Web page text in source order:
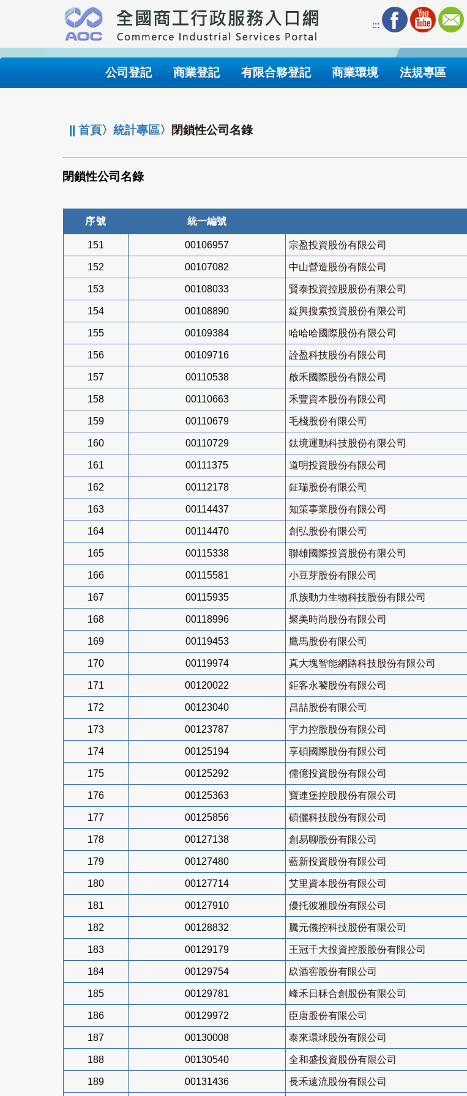
要
內
:::
公司登記 商業登記 有限合夥登記 商業環境 法規專區
||首頁〉統計專區〉 閉鎖性公司名錄
閉鎖性公司名錄
序號 統一編號
151 00106957 宗盈投資股份有限公司
152 00107082 中山營造股份有限公司
153 00108033 賢泰投資控股股份有限公司
154 00108890 綻興搜索投資股份有限公司
155 00109384 哈哈哈國際股份有限公司
156 00109716 詮盈科技股份有限公司
157 00110538 啟禾國際股份有限公司
158 00110663 禾豐資本股份有限公司
159 00110679 毛棧股份有限公司
160 00110729 鈦境運動科技股份有限公司
161 00111375 道明投資股份有限公司
162 00112178 鉦瑞股份有限公司
163 00114437 知策事業股份有限公司
164 00114470 創弘股份有限公司
165 00115338 聯雄國際投資股份有限公司
166 00115581 小豆芽股份有限公司
167 00115935 爪族動力生物科技股份有限公司
168 00118996 聚美時尚股份有限公司
169 00119453 鷹馬股份有限公司
170 00119974 真大塊智能網路科技股份有限公司
171 00120022 鉅客永饕股份有限公司
172 00123040 昌喆股份有限公司
173 00123787 宇力控股股份有限公司
174 00125194 享碩國際股份有限公司
175 00125292 儒億投資股份有限公司
176 00125363 寶連堡控股股份有限公司
177 00125856 碩儷科技股份有限公司
178 00127138 創易聊股份有限公司
179 00127480 藍新投資股份有限公司
180 00127714 艾里資本股份有限公司
181 00127910 優托彼雅股份有限公司
182 00128832 騰元儀控科技股份有限公司
183 00129179 王冠千大投資控股股份有限公司
184 00129754 镹酒窖股份有限公司
185 00129781 峰禾日秝合創股份有限公司
186 00129972 臣唐股份有限公司
187 00130008 泰來環球股份有限公司
188 00130540 全和盛投資股份有限公司
189 00131436 長禾遠流股份有限公司